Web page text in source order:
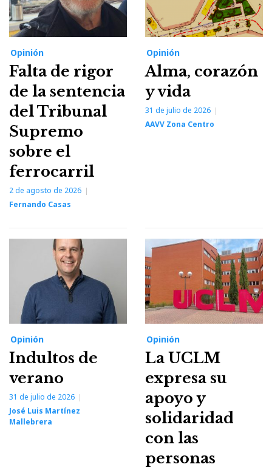
Opinión
Falta de rigor
de la sentencia
del Tribunal
Supremo
sobre el
ferrocarril
2 de agosto de 2026
Fernando Casas
Opinión
Alma, corazón
y vida
31 de julio de 2026
AAVV Zona Centro
Opinión
Indultos de
verano
31 de julio de 2026
José Luis Martínez
Mallebrera
Opinión
La UCLM
expresa su
apoyo y
solidaridad
con las
personas